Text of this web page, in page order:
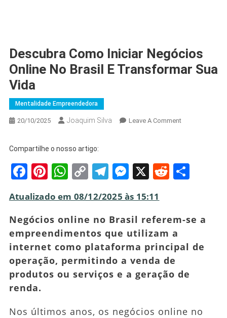
Descubra Como Iniciar Negócios
Online No Brasil E Transformar Sua
Vida
Mentalidade Empreendedora
20/10/2025 Joaquim Silva Leave A CommentOn
Negócios
Online
Transformar
Vida
Compartilhe o nosso artigo:
Facebook
Pinterest
WhatsApp
CopyTelegram
Messenger
X Reddit
Atualizado em 08/12/2025 às 15:11
Negócios online no Brasil referem-se a
empreendimentos que utilizam a
internet como plataforma principal de
operação, permitindo a venda de
produtos ou serviços e a geração de
renda.
Nos últimos anos, os negócios online no